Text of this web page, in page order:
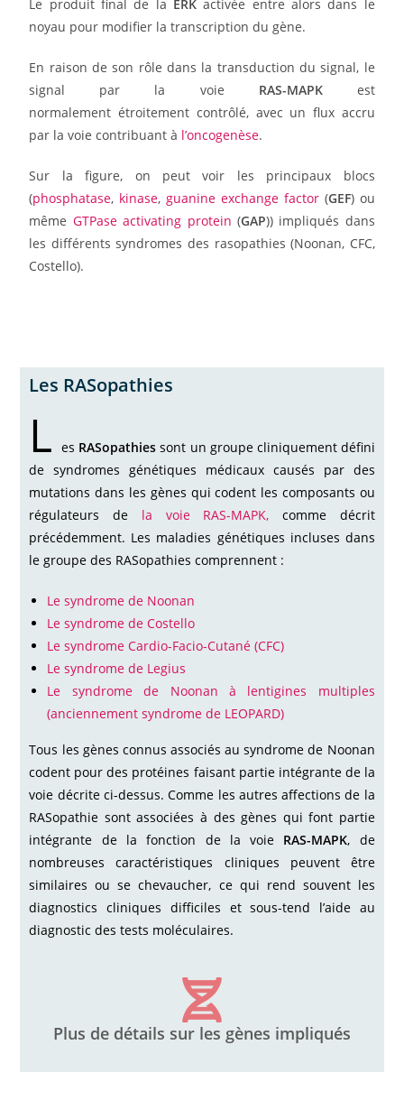
Le produit final de la ERK activée entre alors dans le
noyau pour modifier la transcription du gène.
En raison de son rôle dans la transduction du signal, le
signal par la voie RAS-MAPK est
normalement étroitement contrôlé, avec un flux accru
par la voie contribuant à l’oncogenèse.
Sur la figure, on peut voir les principaux blocs
(phosphatase, kinase,guanine exchange factor(GEF) ou
même GTPase activating protein (GAP)) impliqués dans
les différents syndromes des rasopathies (Noonan, CFC,
Costello).
Les RASopathies
L es RASopathies sont un groupe cliniquement défini
de syndromes génétiques médicaux causés par des
mutations dans les gènes qui codent les composants ou
régulateurs de la voie RAS-MAPK, comme décrit
précédemment. Les maladies génétiques incluses dans
le groupe des RASopathies comprennent :
Le syndrome de Noonan
Le syndrome de Costello
Le syndrome Cardio-Facio-Cutané (CFC)
Le syndrome de Legius
Le syndrome de Noonan à lentigines multiples
(anciennement syndrome de LEOPARD)
Tous les gènes connus associés au syndrome de Noonan
codent pour des protéines faisant partie intégrante de la
voie décrite ci-dessus. Comme les autres affections de la
RASopathie sont associées à des gènes qui font partie
intégrante de la fonction de la voie RAS-MAPK, de
nombreuses caractéristiques cliniques peuvent être
similaires ou se chevaucher, ce qui rend souvent les
diagnostics cliniques difficiles et sous-tend l’aide au
diagnostic des tests moléculaires.
Plus de détails sur les gènes impliqués